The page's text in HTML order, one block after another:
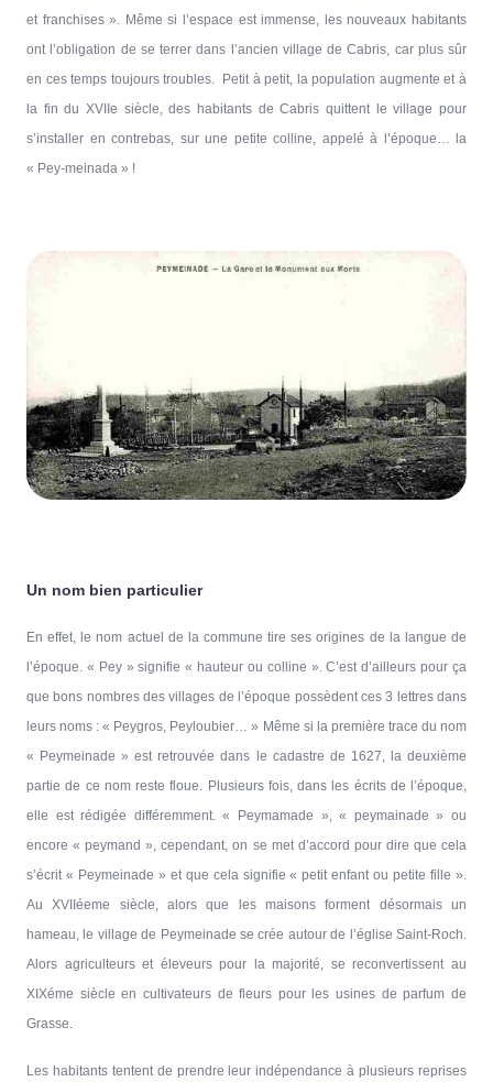
et franchises ». Même si l’espace est immense, les nouveaux habitants
ont l’obligation de se terrer dans l’ancien village de Cabris, car plus sûr
en ces temps toujours troubles. Petit à petit, la population augmente et à
la fin du XVIIe siècle, des habitants de Cabris quittent le village pour
s’installer en contrebas, sur une petite colline, appelé à l’époque… la
« Pey-meinada » !
Un nom bien particulier
En effet, le nom actuel de la commune tire ses origines de la langue de
l’époque. « Pey » signifie « hauteur ou colline ». C’est d’ailleurs pour ça
que bons nombres des villages de l’époque possèdent ces 3 lettres dans
leurs noms : « Peygros, Peyloubier… » Même si la première trace du nom
« Peymeinade » est retrouvée dans le cadastre de 1627, la deuxième
partie de ce nom reste floue. Plusieurs fois, dans les écrits de l’époque,
elle est rédigée différemment. « Peymamade », « peymainade » ou
encore « peymand », cependant, on se met d’accord pour dire que cela
s’écrit « Peymeinade » et que cela signifie « petit enfant ou petite fille ».
Au XVIIéeme siècle, alors que les maisons forment désormais un
hameau, le village de Peymeinade se crée autour de l’église Saint-Roch.
Alors agriculteurs et éleveurs pour la majorité, se reconvertissent au
XIXéme siècle en cultivateurs de fleurs pour les usines de parfum de
Grasse.
Les habitants tentent de prendre leur indépendance à plusieurs reprises